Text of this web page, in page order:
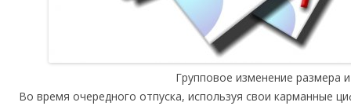
Групповое изменение размера
Во время очередного отпуска, используя свои карманные